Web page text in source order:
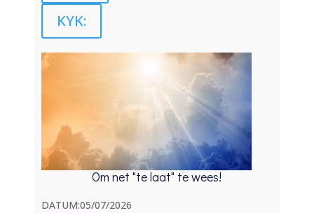
KYK:
Om net "te laat" te wees!
DATUM:05/07/2026